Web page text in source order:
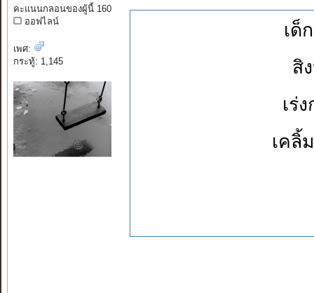
คะแนนกลอนของผู้นี้ 160
ออฟไลน์
เพศ:
กระทู้: 1,145
เด็
สิ
เร่
เคลิ้